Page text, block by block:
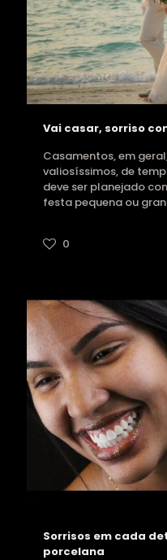
Vai casar, sorriso
Casamentos, em
valiosíssimos, de
deve ser planejado
festa pequena ou
0
Sorrisos em cada
porcelana